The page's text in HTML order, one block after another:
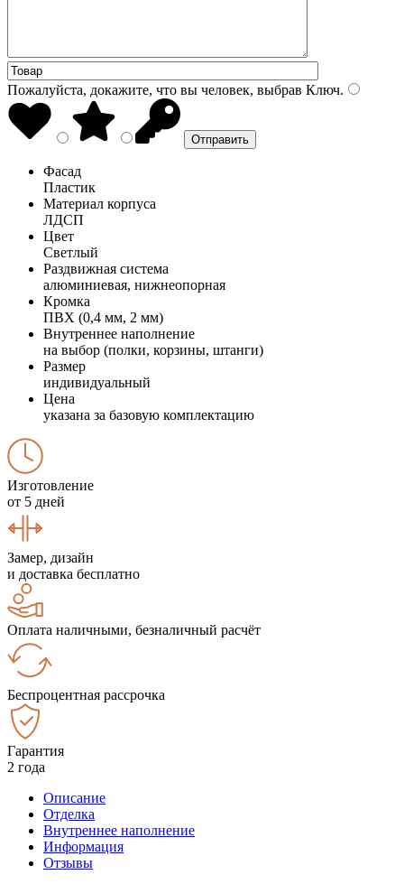
Пожалуйста, докажите, что вы человек, выбрав Ключ.
Фасад
Пластик
Материал корпуса
ЛДСП
Цвет
Светлый
Раздвижная система
алюминиевая, нижнеопорная
Кромка
ПВХ (0,4 мм, 2 мм)
Внутреннее наполнение
на выбор (полки, корзины, штанги)
Размер
индивидуальный
Цена
указана за базовую комплектацию
Изготовление
от 5 дней
Замер, дизайн
и доставка бесплатно
Оплата наличными, безналичный расчёт
Беспроцентная рассрочка
Гарантия
2 года
Описание
Отделка
Внутреннее наполнение
Информация
Отзывы